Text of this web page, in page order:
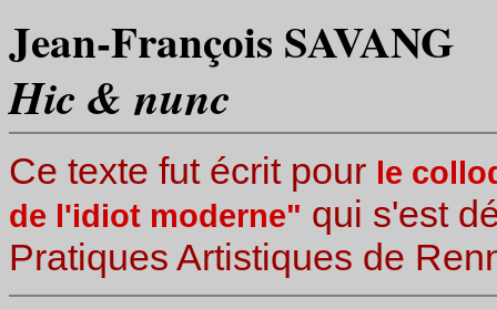
Jean-François SAVANG
Hic & nunc
Ce texte fut écrit pour le
de l'idiot moderne" qui s'est
Pratiques Artistiques de